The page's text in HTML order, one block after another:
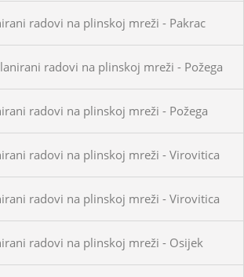
radovi na plinskoj mreži - Pakrac
radovi na plinskoj mreži - Požega
radovi na plinskoj mreži - Požega
radovi na plinskoj mreži - Virovitica
radovi na plinskoj mreži - Virovitica
radovi na plinskoj mreži - Osijek